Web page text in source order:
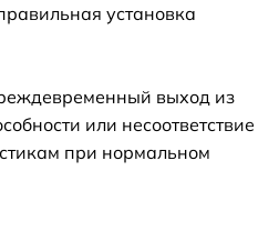
установка
выход из
или несоответствие
при нормальном